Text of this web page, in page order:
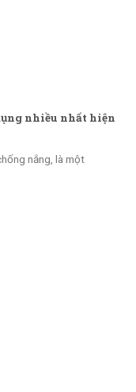
nhiều nhất hiện
nắng, là một